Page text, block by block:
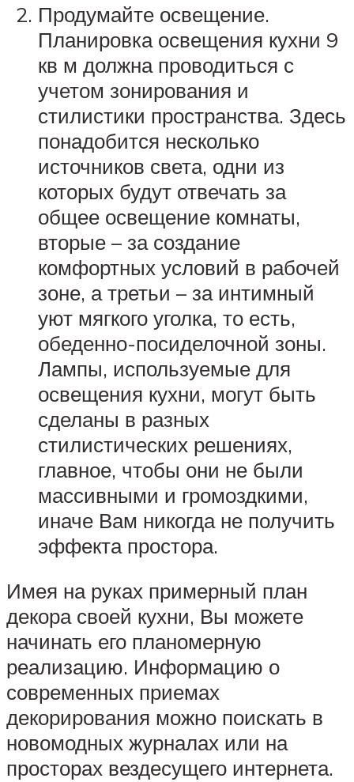
Продумайте освещение.
Планировка освещения кухни 9
кв м должна проводиться с
учетом зонирования и
стилистики пространства. Здесь
понадобится несколько
источников света, одни из
которых будут отвечать за
общее освещение комнаты,
вторые – за создание
комфортных условий в рабочей
зоне, а третьи – за интимный
уют мягкого уголка, то есть,
обеденно-посиделочной зоны.
Лампы, используемые для
освещения кухни, могут быть
сделаны в разных
стилистических решениях,
главное, чтобы они не были
массивными и громоздкими,
иначе Вам никогда не получить
эффекта простора.
Имея на руках примерный план
декора своей кухни, Вы можете
начинать его планомерную
реализацию. Информацию о
современных приемах
декорирования можно поискать в
новомодных журналах или на
просторах вездесущего интернета.